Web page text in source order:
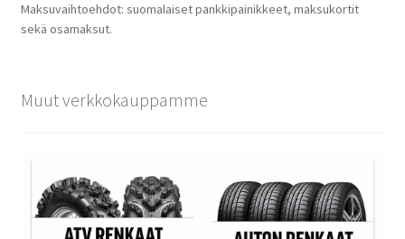
Maksuvaihtoehdot: suomalaiset pankkipainikkeet, maksukortit
sekä osamaksut.
Muut verkkokauppamme